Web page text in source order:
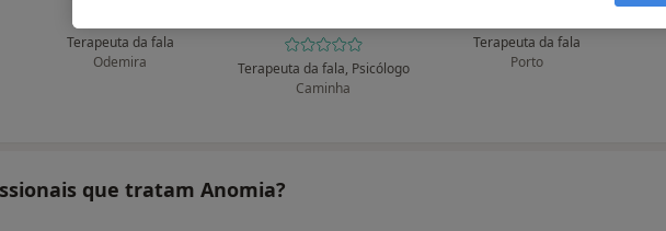
Terapeuta da fala
Odemira
Terapeuta da fala, Psicólogo
Caminha
Terapeuta da fala
Porto
que tratam Anomia?